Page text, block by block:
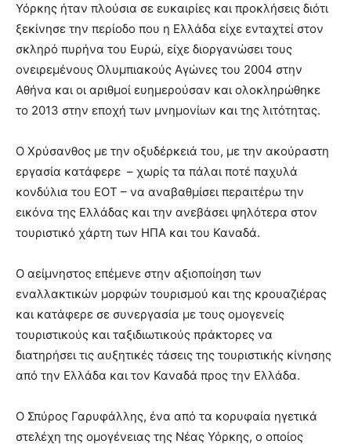
Υόρκης ήταν πλούσια σε ευκαιρίες και προκλήσεις διότι
ξεκίνησε την περίοδο που η Ελλάδα είχε ενταχτεί στον
σκληρό πυρήνα του Ευρώ, είχε διοργανώσει τους
ονειρεμένους Ολυμπιακούς Αγώνες του 2004 στην
Αθήνα και οι αριθμοί ευημερούσαν και ολοκληρώθηκε
το 2013 στην εποχή των μνημονίων και της λιτότητας.
Ο Χρύσανθος με την οξυδέρκειά του, με την ακούραστη
εργασία κατάφερε – χωρίς τα πάλαι ποτέ παχυλά
κονδύλια του ΕΟΤ – να αναβαθμίσει περαιτέρω την
εικόνα της Ελλάδας και την ανεβάσει ψηλότερα στον
τουριστικό χάρτη των ΗΠΑ και του Καναδά.
Ο αείμνηστος επέμενε στην αξιοποίηση των
εναλλακτικών μορφών τουρισμού και της κρουαζιέρας
και κατάφερε σε συνεργασία με τους ομογενείς
τουριστικούς και ταξιδιωτικούς πράκτορες να
διατηρήσει τις αυξητικές τάσεις της τουριστικής κίνησης
από την Ελλάδα και τον Καναδά προς την Ελλάδα.
Ο Σπύρος Γαρυφάλλης, ένα από τα κορυφαία ηγετικά
στελέχη της ομογένειας της Νέας Υόρκης, ο οποίος